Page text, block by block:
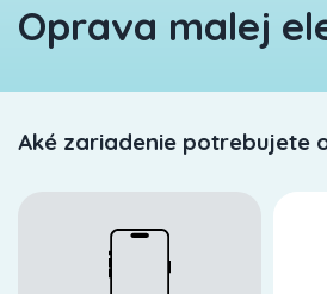
Oprava malej
Aké zariadenie potrebujete